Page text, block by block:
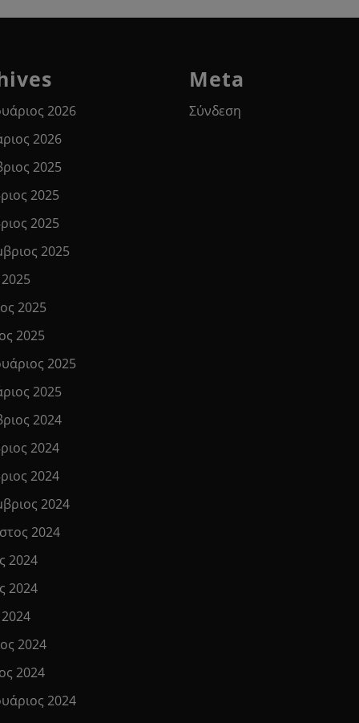
2026
2026
2025
2025
2025
2025
2025
2025
2025
2025
2024
2024
2024
2024
2024
2024
2024
2024
2024
2024
Meta
Σύνδεση